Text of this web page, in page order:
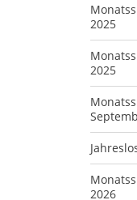
2025
2025
2026